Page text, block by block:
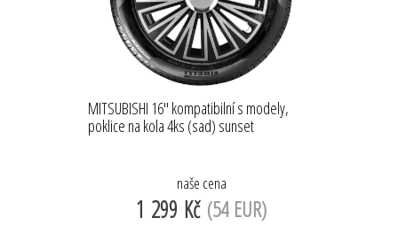
MITSUBISHI 16'' kompatibilní s modely,
poklice na kola 4ks (sad) sunset
naše cena
1 299 Kč (54 EUR)